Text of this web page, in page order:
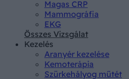
Magas CRP
Mammográfia
EKG
Összes Vizsgálat
Kezelés
Aranyér kezelése
Kemoterápia
Szürkehályog műtét